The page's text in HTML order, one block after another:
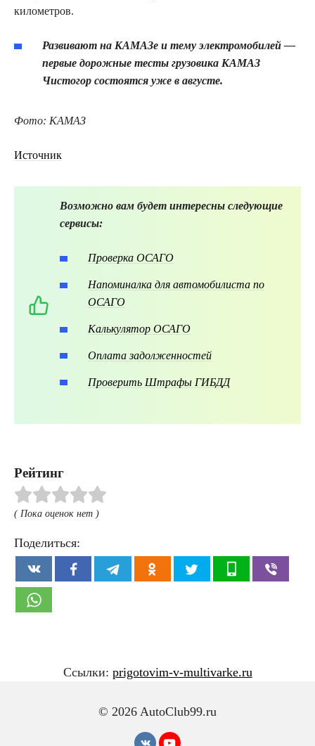
километров.
Развивают на КАМАЗе и тему электромобилей —
первые дорожные тесты грузовика КАМАЗ
Чистогор состоятся уже в августе.
Фото: КАМАЗ
Источник
Возможно вам будет интересны следующие
сервисы:
Проверка ОСАГО
Напоминалка для автомобилиста по
ОСАГО
Калькулятор ОСАГО
Оплата задолженностей
Проверить Штрафы ГИБДД
Рейтинг
( Пока оценок нет )
Поделиться:
© 2026 AutoClub99.ru
Ссылки: prigotovim-v-multivarke.ru